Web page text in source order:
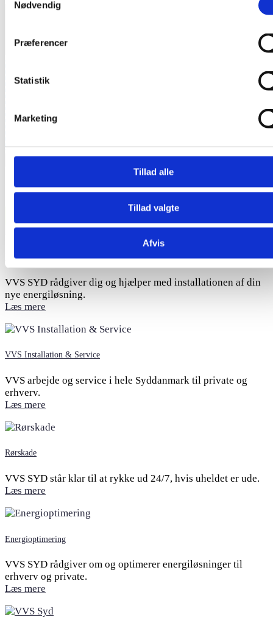
Nødvendig
Præferencer
Statistik
Marketing
Tillad alle
Tillad valgte
Afvis
INDSEND DIN OPGAVE NU
VORES YDELSER
Energiinstallationer
VVS SYD rådgiver dig og hjælper med installationen af din
nye energiløsning.
Læs mere
VVS Installation & Service
VVS arbejde og service i hele Syddanmark til private og
erhverv.
Læs mere
Rørskade
VVS SYD står klar til at rykke ud 24/7, hvis uheldet er ude.
Læs mere
Energioptimering
VVS SYD rådgiver om og optimerer energiløsninger til
erhverv og private.
Læs mere